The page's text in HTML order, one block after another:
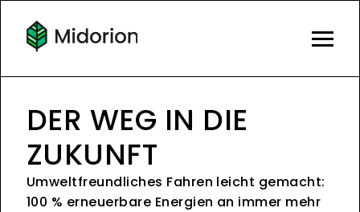
DER WEG IN DIE
ZUKUNFT
Umweltfreundliches Fahren leicht gemacht:
100 % erneuerbare Energien an immer mehr